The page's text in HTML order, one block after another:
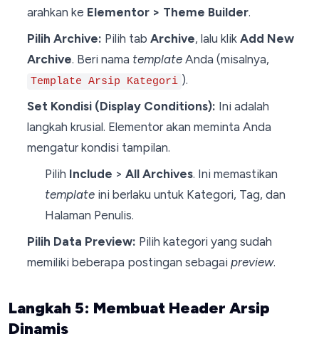
arahkan ke Elementor > Theme Builder.
Pilih Archive: Pilih tab Archive, lalu klik Add New
Archive. Beri nama templateAnda (misalnya,
Template Arsip Kategori ).
Set Kondisi (Display Conditions): Ini adalah
langkah krusial. Elementor akan meminta Anda
mengatur kondisi tampilan.
Pilih Include >All Archives. Ini memastikan
template ini berlaku untuk Kategori, Tag, dan
Halaman Penulis.
Pilih Data Preview: Pilih kategori yang sudah
memiliki beberapa postingan sebagai preview.
Langkah 5: Membuat Header Arsip
Dinamis